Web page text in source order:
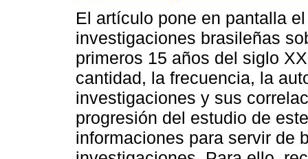
El artículo pone en pantalla
investigaciones brasileñas
primeros 15 años del siglo
cantidad, la frecuencia, la
investigaciones y sus
progresión del estudio de
informaciones para servir de